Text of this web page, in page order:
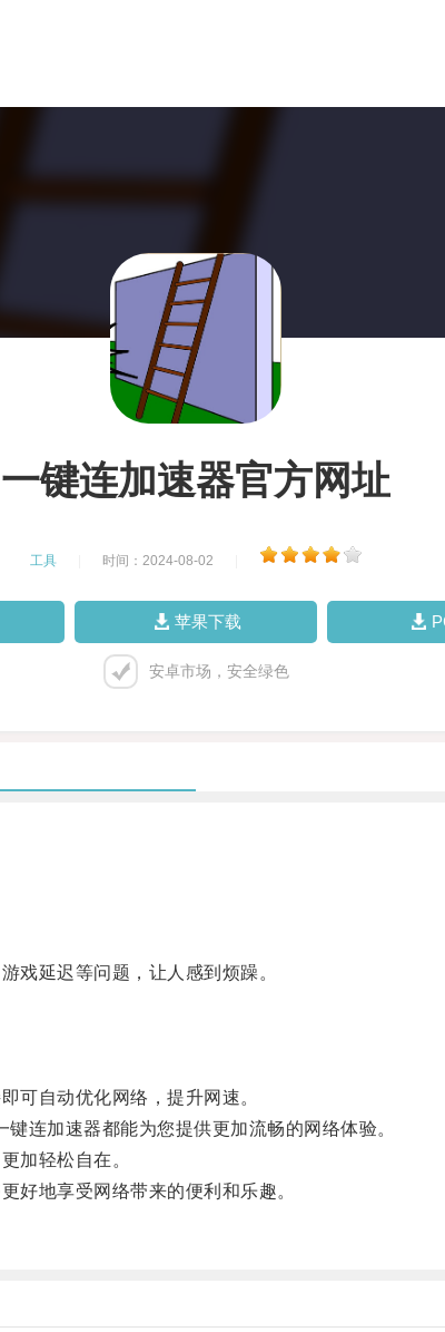
一键连加速器官方网址
工具 时间：2024-08-02
苹果下载
安卓市场，安全绿色
延迟等问题，让人感到烦躁。
自动优化网络，提升网速。
加速器都能为您提供更加流畅的网络体验。
加轻松自在。
地享受网络带来的便利和乐趣。